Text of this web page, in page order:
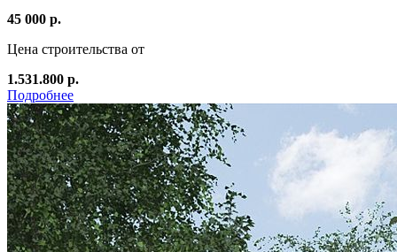
45 000 р.
Цена строительства от
1.531.800 р.
Подробнее